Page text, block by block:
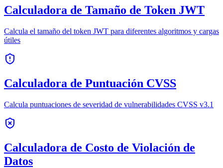
Calculadora de Tamaño de Token JWT
Calcula el tamaño del token JWT para diferentes algoritmos y cargas
útiles
Calculadora de Puntuación CVSS
Calcula puntuaciones de severidad de vulnerabilidades CVSS v3.1
Calculadora de Costo de Violación de
Datos